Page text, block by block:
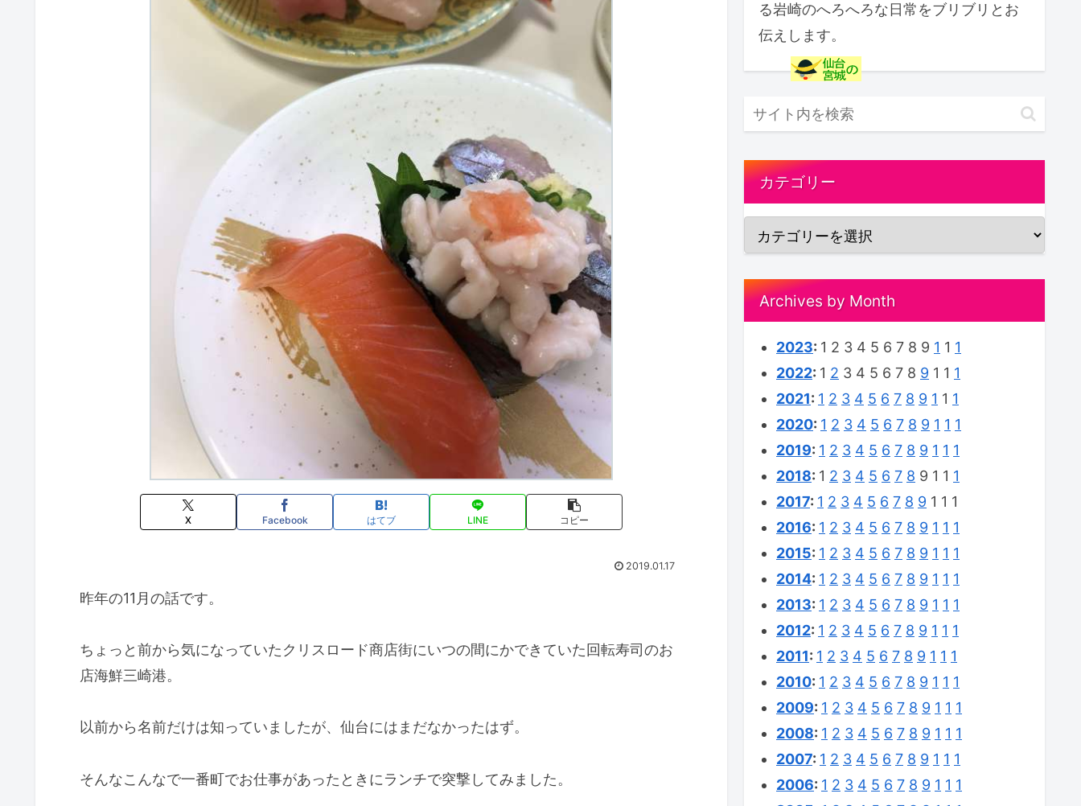
X Facebook はてブ LINE コピー
2019.01.17
昨年の11月の話です。
ちょっと前から気になっていたクリスロード商店街にいつの間にかできていた回転寿司のお
店海鮮三崎港。
以前から名前だけは知っていましたが、仙台にはまだなかったはず。
そんなこんなで一番町でお仕事があったときにランチで突撃してみました。
る岩崎のへろへろな日常をブリブリとお
伝えします。
カテゴリー
Archives by Month
2023: 1 2 3 4 5 6 7 8 9 1 1 1
2022: 1 2 3 4 5 6 7 8 9 1 1 1
2021: 1 2 3 4 5 6 7 8 9 1 1 1
2020: 1 2 3 4 5 6 7 8 9 1 1 1
2019: 1 2 3 4 5 6 7 8 9 1 1 1
2018: 1 2 3 4 5 6 7 8 9 1 1 1
2017: 1 2 3 4 5 6 7 8 9 1 1 1
2016: 1 2 3 4 5 6 7 8 9 1 1 1
2015: 1 2 3 4 5 6 7 8 9 1 1 1
2014: 1 2 3 4 5 6 7 8 9 1 1 1
2013: 1 2 3 4 5 6 7 8 9 1 1 1
2012: 1 2 3 4 5 6 7 8 9 1 1 1
2011: 1 2 3 4 5 6 7 8 9 1 1 1
2010: 1 2 3 4 5 6 7 8 9 1 1 1
2009: 1 2 3 4 5 6 7 8 9 1 1 1
2008: 1 2 3 4 5 6 7 8 9 1 1 1
2007: 1 2 3 4 5 6 7 8 9 1 1 1
2006: 1 2 3 4 5 6 7 8 9 1 1 1